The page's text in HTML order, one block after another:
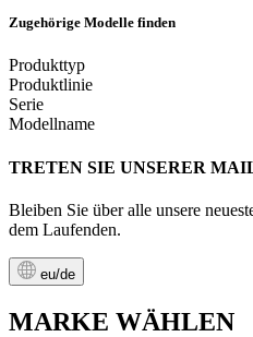
Zugehörige Modelle finden
Produkttyp
Produktlinie
Serie
Modellname
TRETEN SIE UNSERER
Bleiben Sie über alle unsere
dem Laufenden.
eu/de
MARKE WÄHLEN